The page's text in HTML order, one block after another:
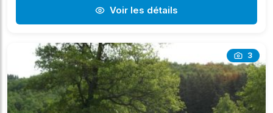
Voir les détails
3